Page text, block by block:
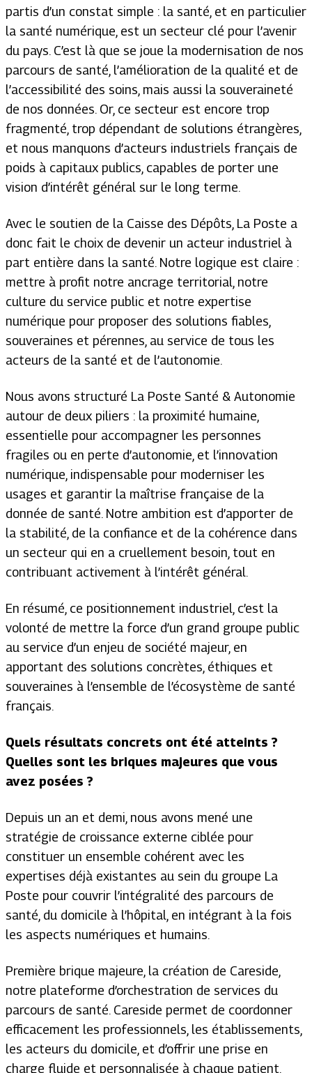
partis d’un constat simple : la santé, et en particulier
la santé numérique, est un secteur clé pour l’avenir
du pays. C’est là que se joue la modernisation de nos
parcours de santé, l’amélioration de la qualité et de
l’accessibilité des soins, mais aussi la souveraineté
de nos données. Or, ce secteur est encore trop
fragmenté, trop dépendant de solutions étrangères,
et nous manquons d’acteurs industriels français de
poids à capitaux publics, capables de porter une
vision d’intérêt général sur le long terme.
Avec le soutien de la Caisse des Dépôts, La Poste a
donc fait le choix de devenir un acteur industriel à
part entière dans la santé. Notre logique est claire :
mettre à profit notre ancrage territorial, notre
culture du service public et notre expertise
numérique pour proposer des solutions fiables,
souveraines et pérennes, au service de tous les
acteurs de la santé et de l’autonomie.
Nous avons structuré La Poste Santé & Autonomie
autour de deux piliers : la proximité humaine,
essentielle pour accompagner les personnes
fragiles ou en perte d’autonomie, et l’innovation
numérique, indispensable pour moderniser les
usages et garantir la maîtrise française de la
donnée de santé. Notre ambition est d’apporter de
la stabilité, de la confiance et de la cohérence dans
un secteur qui en a cruellement besoin, tout en
contribuant activement à l’intérêt général.
En résumé, ce positionnement industriel, c’est la
volonté de mettre la force d’un grand groupe public
au service d’un enjeu de société majeur, en
apportant des solutions concrètes, éthiques et
souveraines à l’ensemble de l’écosystème de santé
français.
Quels résultats concrets ont été atteints ?
Quelles sont les briques majeures que vous
avez posées ?
Depuis un an et demi, nous avons mené une
stratégie de croissance externe ciblée pour
constituer un ensemble cohérent avec les
expertises déjà existantes au sein du groupe La
Poste pour couvrir l’intégralité des parcours de
santé, du domicile à l’hôpital, en intégrant à la fois
les aspects numériques et humains.
Première brique majeure, la création de Careside,
notre plateforme d’orchestration de services du
parcours de santé. Careside permet de coordonner
efficacement les professionnels, les établissements,
les acteurs du domicile, et d’offrir une prise en
charge fluide et personnalisée à chaque patient.